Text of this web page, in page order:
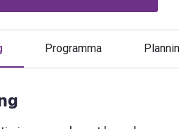
Programma Planning